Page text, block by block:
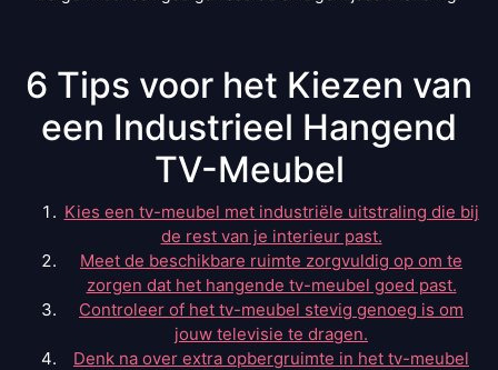
6 Tips voor het Kiezen van
een Industrieel Hangend
TV-Meubel
Kies een tv-meubel met industriële uitstraling die bij
de rest van je interieur past.
Meet de beschikbare ruimte zorgvuldig op om te
zorgen dat het hangende tv-meubel goed past.
Controleer of het tv-meubel stevig genoeg is om
jouw televisie te dragen.
Denk na over extra opbergruimte in het tv-meubel